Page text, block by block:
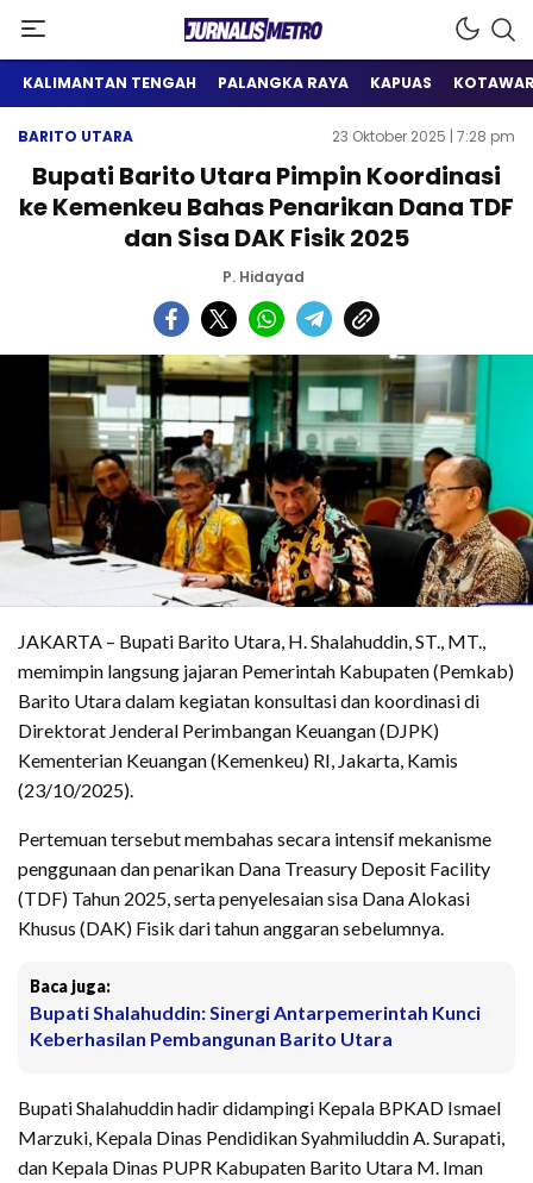
Jurnalis Metro
Satu Wadah Informasi
KALIMANTAN TENGAH PALANGKA RAYA KAPUAS
BARITO UTARA 23 Oktober 2025 | 7:28 pm
Bupati Barito Utara Pimpin Koordinasi
ke Kemenkeu Bahas Penarikan Dana TDF
dan Sisa DAK Fisik 2025
P. Hidayad
JAKARTA – Bupati Barito Utara, H. Shalahuddin, ST., MT.,
memimpin langsung jajaran Pemerintah Kabupaten (Pemkab)
Barito Utara dalam kegiatan konsultasi dan koordinasi di
Direktorat Jenderal Perimbangan Keuangan (DJPK)
Kementerian Keuangan (Kemenkeu) RI, Jakarta, Kamis
(23/10/2025).
Pertemuan tersebut membahas secara intensif mekanisme
penggunaan dan penarikan Dana Treasury Deposit Facility
(TDF) Tahun 2025, serta penyelesaian sisa Dana Alokasi
Khusus (DAK) Fisik dari tahun anggaran sebelumnya.
Baca juga:
Bupati Shalahuddin: Sinergi Antarpemerintah Kunci
Keberhasilan Pembangunan Barito Utara
Bupati Shalahuddin hadir didampingi Kepala BPKAD Ismael
Marzuki, Kepala Dinas Pendidikan Syahmiluddin A. Surapati,
dan Kepala Dinas PUPR Kabupaten Barito Utara M. Iman